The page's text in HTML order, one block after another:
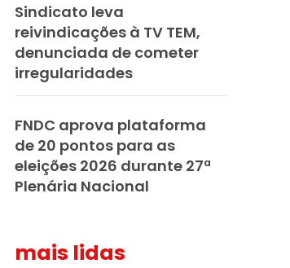
Sindicato leva
reivindicações à TV TEM,
denunciada de cometer
irregularidades
FNDC aprova plataforma
de 20 pontos para as
eleições 2026 durante 27ª
Plenária Nacional
mais lidas